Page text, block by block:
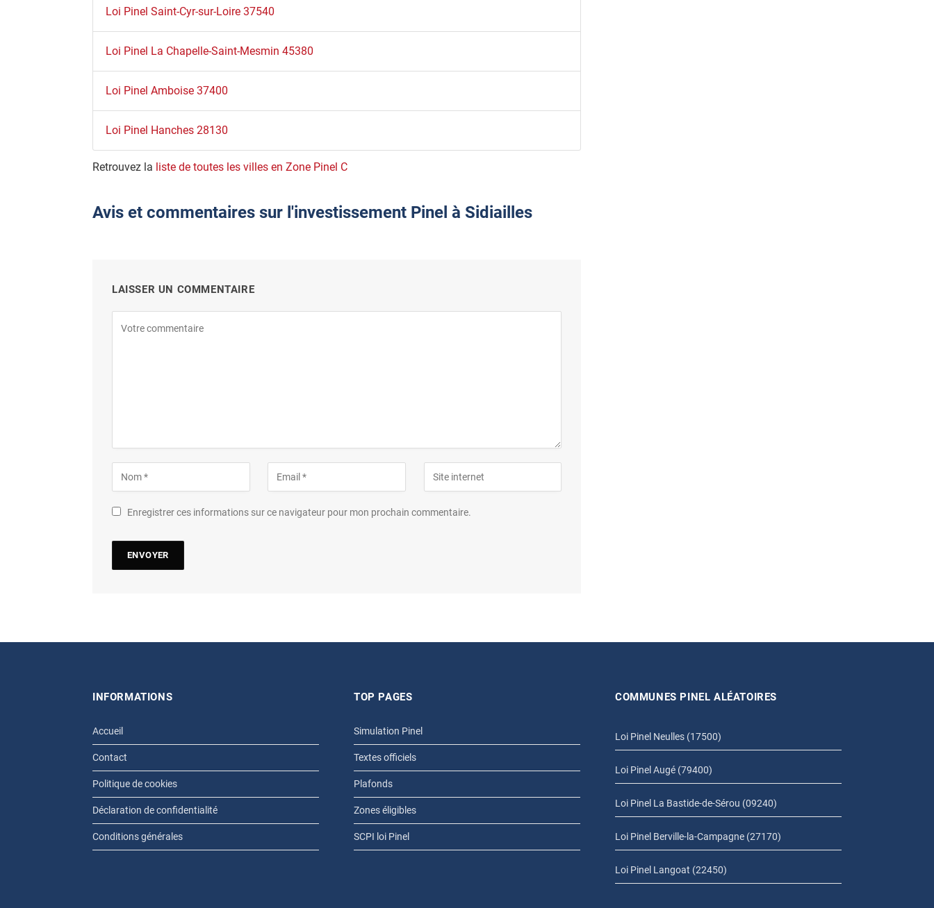
Loi Pinel Saint-Cyr-sur-Loire 37540
Loi Pinel La Chapelle-Saint-Mesmin 45380
Loi Pinel Amboise 37400
Loi Pinel Hanches 28130
Retrouvez la liste de toutes les villes en Zone Pinel C
Avis et commentaires sur l'investissement Pinel à Sidiailles
LAISSER UN COMMENTAIRE
Enregistrer ces informations sur ce navigateur pour mon prochain commentaire.
INFORMATIONS
Accueil
Contact
Politique de cookies
Déclaration de confidentialité
Conditions générales
TOP PAGES
Simulation Pinel
Textes officiels
Plafonds
Zones éligibles
SCPI loi Pinel
COMMUNES PINEL ALÉATOIRES
Loi Pinel Neulles (17500)
Loi Pinel Augé (79400)
Loi Pinel La Bastide-de-Sérou (09240)
Loi Pinel Berville-la-Campagne (27170)
Loi Pinel Langoat (22450)